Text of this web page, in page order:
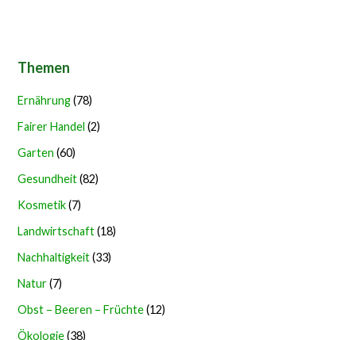
Themen
Ernährung(78)
Fairer Handel (2)
Garten (60)
Gesundheit(82)
Kosmetik(7)
Landwirtschaft(18)
Nachhaltigkeit(33)
Natur(7)
Obst – Beeren – Früchte(12)
Ökologie(38)